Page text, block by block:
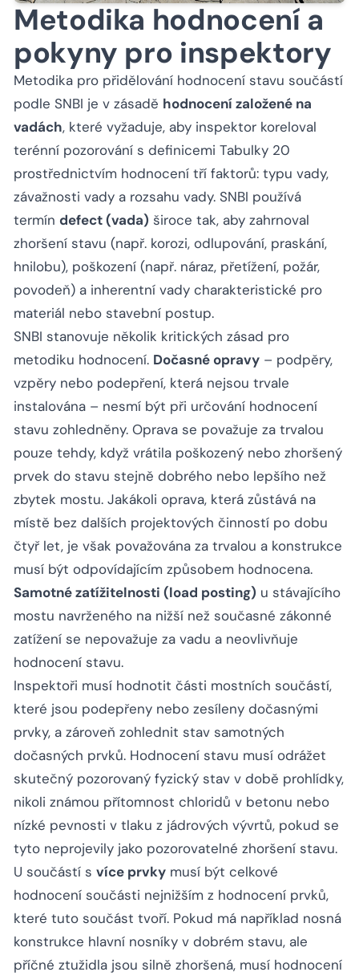
Metodika hodnocení a
pokyny pro inspektory
Metodika pro přidělování hodnocení stavu součástí
podle SNBI je v zásadě hodnocení založené na
vadách, které vyžaduje, aby inspektor koreloval
terénní pozorování s definicemi Tabulky 20
prostřednictvím hodnocení tří faktorů: typu vady,
závažnosti vady a rozsahu vady. SNBI používá
termín defect (vada) široce tak, aby zahrnoval
zhoršení stavu (např. korozi, odlupování, praskání,
hnilobu), poškození (např. náraz, přetížení, požár,
povodeň) a inherentní vady charakteristické pro
materiál nebo stavební postup.
SNBI stanovuje několik kritických zásad pro
metodiku hodnocení. Dočasné opravy – podpěry,
vzpěry nebo podepření, která nejsou trvale
instalována – nesmí být při určování hodnocení
stavu zohledněny. Oprava se považuje za trvalou
pouze tehdy, když vrátila poškozený nebo zhoršený
prvek do stavu stejně dobrého nebo lepšího než
zbytek mostu. Jakákoli oprava, která zůstává na
místě bez dalších projektových činností po dobu
čtyř let, je však považována za trvalou a konstrukce
musí být odpovídajícím způsobem hodnocena.
Samotné zatížitelnosti (load posting) u stávajícího
mostu navrženého na nižší než současné zákonné
zatížení se nepovažuje za vadu a neovlivňuje
hodnocení stavu.
Inspektoři musí hodnotit části mostních součástí,
které jsou podepřeny nebo zesíleny dočasnými
prvky, a zároveň zohlednit stav samotných
dočasných prvků. Hodnocení stavu musí odrážet
skutečný pozorovaný fyzický stav v době prohlídky,
nikoli známou přítomnost chloridů v betonu nebo
nízké pevnosti v tlaku z jádrových vývrtů, pokud se
tyto neprojevily jako pozorovatelné zhoršení stavu.
U součástí s více prvky musí být celkové
hodnocení součásti nejnižším z hodnocení prvků,
které tuto součást tvoří. Pokud má například nosná
konstrukce hlavní nosníky v dobrém stavu, ale
příčné ztužidla jsou silně zhoršená, musí hodnocení